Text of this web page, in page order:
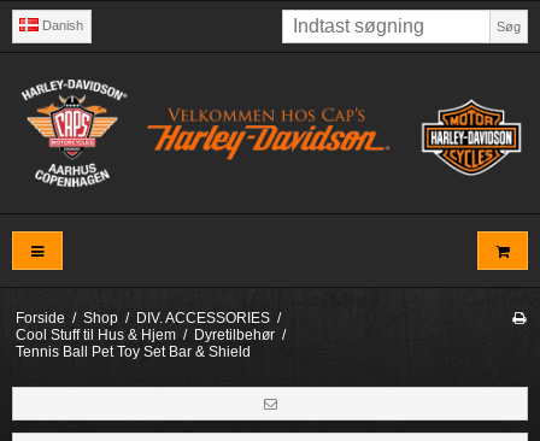
Danish Søg
Forside / Shop / DIV. ACCESSORIES /
Cool Stuff til Hus & Hjem / Dyretilbehør /
Tennis Ball Pet Toy Set Bar & Shield